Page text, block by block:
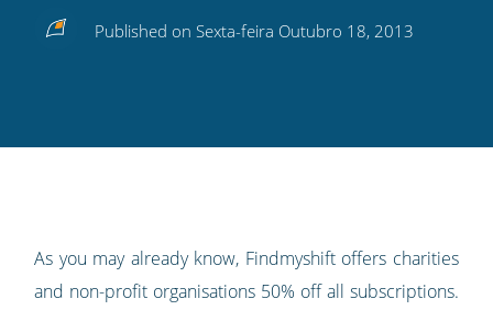
Share
Twitter
Share
Facebook
Share
LinkedIn
Share
Pinterest
Subscribe
blog's
Published on Sexta-feira Outubro 18, 2013
As you may already know, Findmyshift offers charities
and non-profit organisations 50% off all subscriptions.